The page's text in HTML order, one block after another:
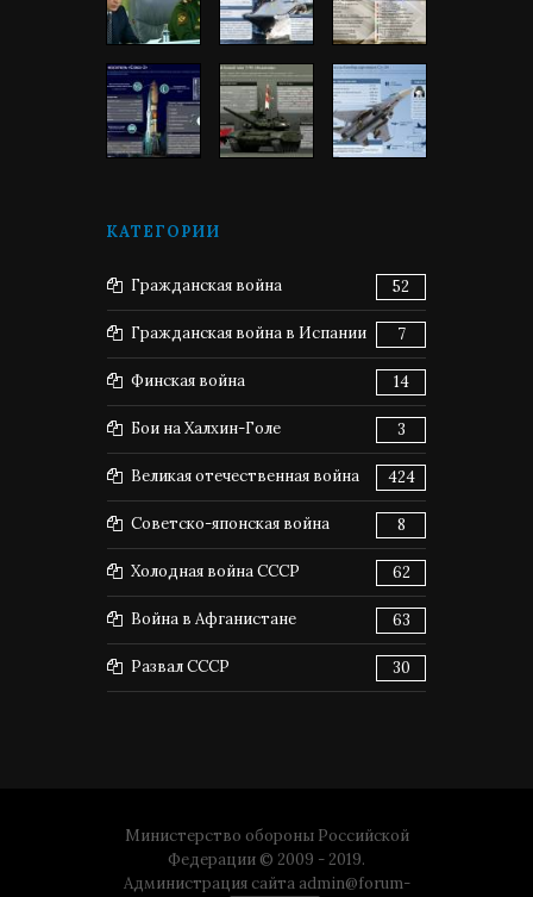
КАТЕГОРИИ
Гражданская война 52
Гражданская война в Испании 7
Финская война 14
Бои на Халхин-Голе 3
Великая отечественная война 424
Советско-японская война 8
Холодная война СССР 62
Война в Афганистане 63
Развал СССР 30
Министерство обороны Российской
Федерации © 2009 - 2019.
Администрация сайта admin@forum-